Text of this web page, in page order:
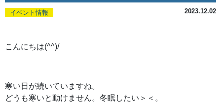
イベント情報 2023.12.02
こんにちは(^^)/
寒い日が続いていますね。
どうも寒いと動けません。冬眠したい＞＜。